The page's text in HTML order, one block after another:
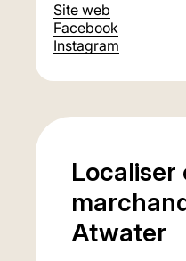
Site web
Facebook
Instagram
Localiser
Atwater